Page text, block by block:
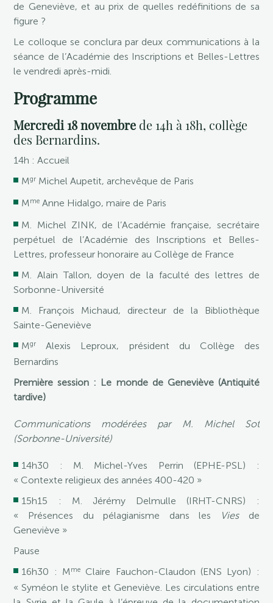
de Geneviève, et au prix de quelles redéfinitions de sa
figure ?
Le colloque se conclura par deux communications à la
séance de l’Académie des Inscriptions et Belles-Lettres
le vendredi après-midi.
Programme
Mercredi 18 novembre de 14h à 18h, collège
des Bernardins.
14h : Accueil
Mgr Michel Aupetit, archevêque de Paris
Mme Anne Hidalgo, maire de Paris
M. Michel ZINK, de l’Académie française, secrétaire
perpétuel de l’Académie des Inscriptions et Belles-
Lettres, professeur honoraire au Collège de France
M. Alain Tallon, doyen de la faculté des lettres de
Sorbonne-Université
M. François Michaud, directeur de la Bibliothèque
Sainte-Geneviève
Mgr
Alexis Leproux, président du Collège des
Bernardins
Première session : Le monde de Geneviève (Antiquité
tardive)
Communications modérées par M. Michel Sot
(Sorbonne-Université)
14h30 : M. Michel-Yves Perrin (EPHE-PSL) :
« Contexte religieux des années 400-420 »
15h15 : M. Jérémy Delmulle (IRHT-CNRS) :
« Présences du pélagianisme dans les
Viesde
Geneviève »
Pause
16h30 : Mme
Claire Fauchon-Claudon (ENS Lyon) :
« Syméon le stylite et Geneviève. Les circulations entre